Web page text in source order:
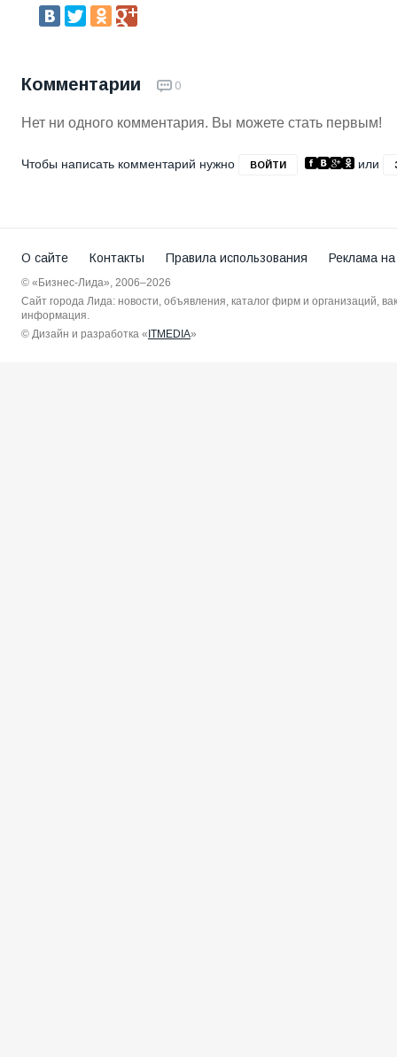
Комментарии 0
Нет ни одного комментария. Вы можете стать первым!
Чтобы написать комментарий нужно ВОЙТИ или
О сайте Контакты Правила использования Реклама
© «Бизнес-Лида», 2006–2026
Сайт города Лида: новости, объявления, каталог фирм и организаций,
информация.
© Дизайн и разработка «ITMEDIA»